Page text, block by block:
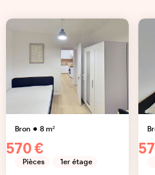
Bron 8m²
570 €
Pièces 1er étage